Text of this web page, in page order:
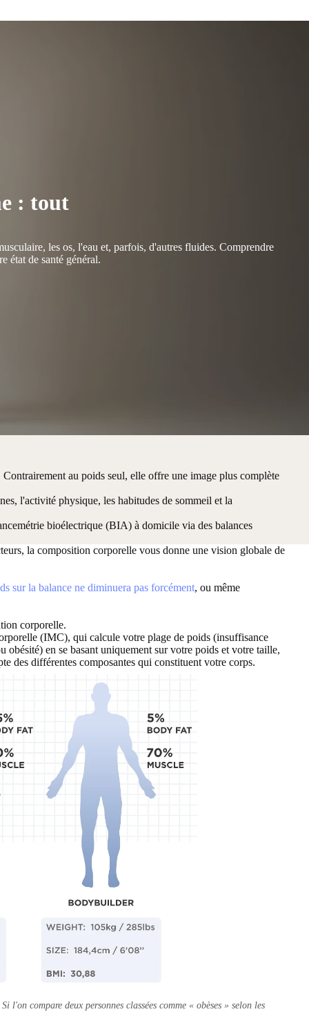
: tout
les os, l'eau et, parfois, d'autres fluides. Comprendre
état de santé général.
au poids seul, elle offre une image plus complète
l'activité physique, les habitudes de sommeil et la
bioélectrique (BIA) à domicile via des balances
la composition corporelle vous donne une vision globale de
sur la balance ne diminuera pas forcément, ou même
corporelle.
(IMC), qui calcule votre plage de poids (insuffisance
obésité) en se basant uniquement sur votre poids et votre taille,
des différentes composantes qui constituent votre corps.
l'on compare deux personnes classées comme « obèses » selon les